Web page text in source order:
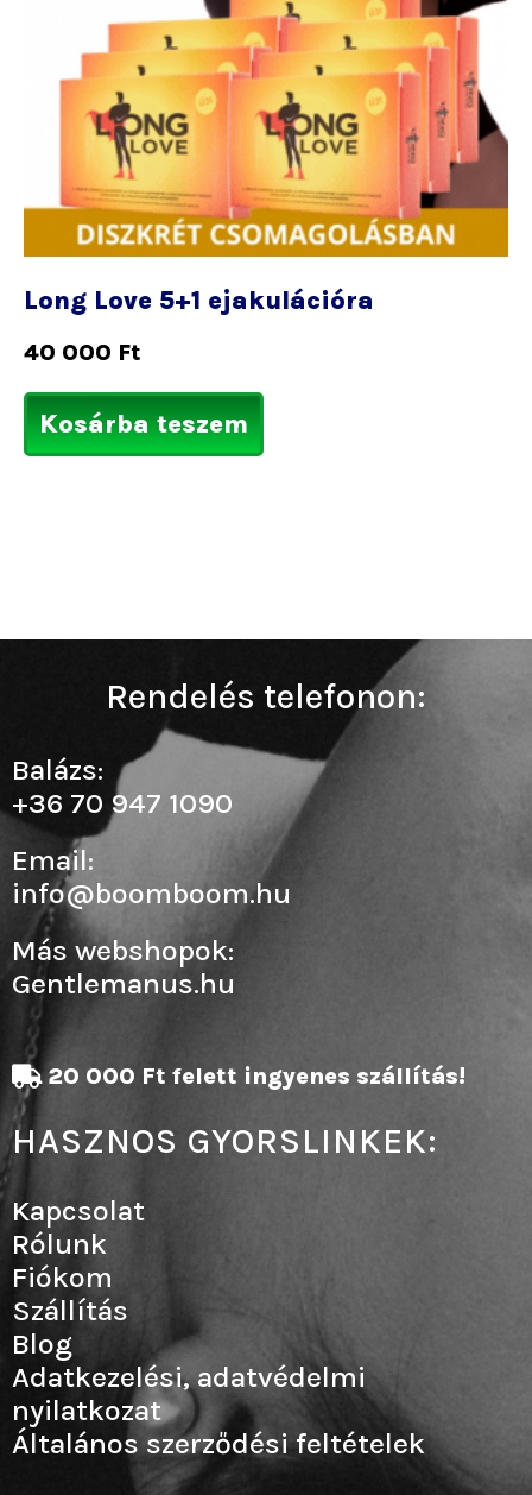
Long Love 5+1 ejakulációra
40 000 Ft
Kosárba teszem
20 000 Ft felett ingyenes szállítás!
HASZNOS GYORSLINKEK:
Kapcsolat
Rólunk
Fiókom
Szállítás
Blog
Adatkezelési, adatvédelmi
nyilatkozat
Általános szerződési feltételek
Rendelés telefonon:
Balázs:
+36 70 947 1090
Email:
info@boomboom.hu
Más webshopok:
Gentlemanus.hu